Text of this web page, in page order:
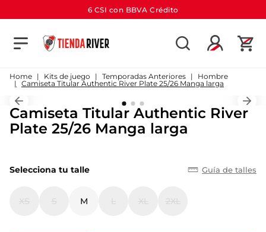
6 CSI con BBVA Crédito
Kits de juego Temporadas Anteriores
Hombre
Camiseta Titular Authentic River Plate 25/26 Manga larga
Camiseta Titular Authentic River
Plate 25/26 Manga larga
Guía de talles
Selecciona tu talle
M
TÉRMINOS MÁS BUSCADOS
1
camiseta
3 .
gorra
4
short
6.
pantalon